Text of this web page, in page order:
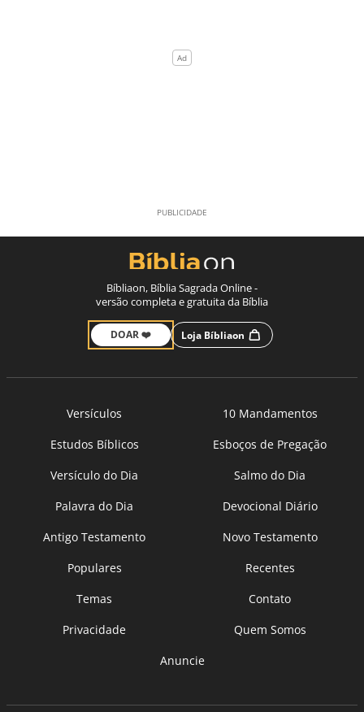
Bíbliaon, Bíblia Sagrada Online -
versão completa e gratuita da Bíblia
DOAR ❤️ Loja Bíbliaon
Versículos
10 Mandamentos
Estudos Bíblicos
Esboços de Pregação
Versículo do Dia
Salmo do Dia
Palavra do Dia
Devocional Diário
Antigo Testamento
Novo Testamento
Populares
Recentes
Temas
Contato
Privacidade
Quem Somos
Anuncie